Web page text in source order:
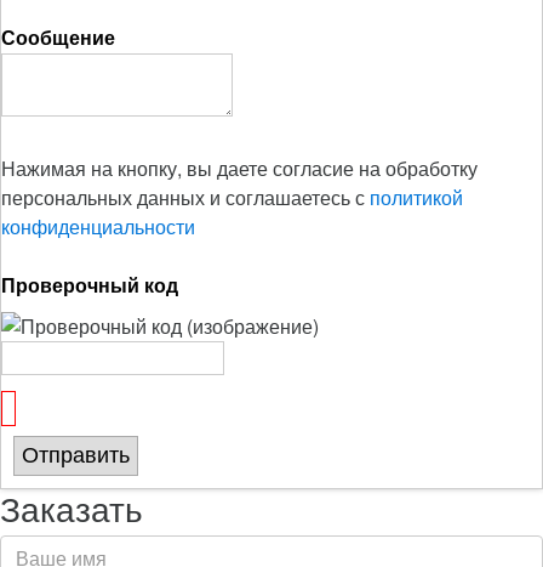
Сообщение
Нажимая на кнопку, вы даете согласие на обработку
персональных данных и соглашаетесь с политикой
конфиденциальности
Проверочный код
Отправить
Заказать